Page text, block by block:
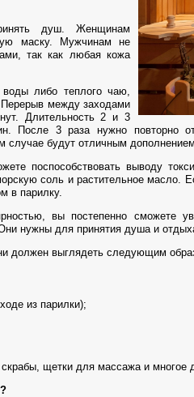
душ. Женщинам
маску. Мужчинам не
так как любая кожа
воды либо теплого чаю,
Перерыв между заходами
Длительность 2 и 3
После 3 раза нужно повторно
случае будут отличным
поспособствовать выводу
соль и растительное масло.
в парилку.
вы постепенно сможете
нужны для принятия душа и
должен выглядеть следующим
из парилки);
щетки для массажа и многое